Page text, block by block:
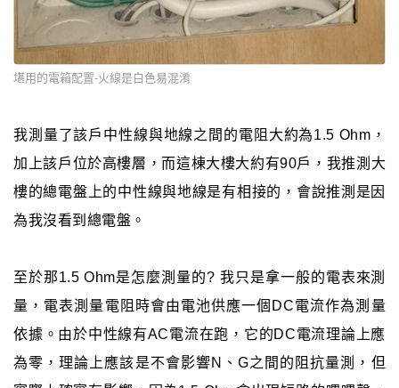
堪用的電箱配置-火線是白色易混淆
我測量了該戶中性線與地線之間的電阻大約為1.5 Ohm，
加上該戶位於高樓層，而這棟大樓大約有90戶，我推測大
樓的總電盤上的中性線與地線是有相接的，會說推測是因
為我沒看到總電盤。
至於那1.5 Ohm是怎麼測量的? 我只是拿一般的電表來測
量，電表測量電阻時會由電池供應一個DC電流作為測量
依據。由於中性線有AC電流在跑，它的DC電流理論上應
為零，理論上應該是不會影響N、G之間的阻抗量測，但